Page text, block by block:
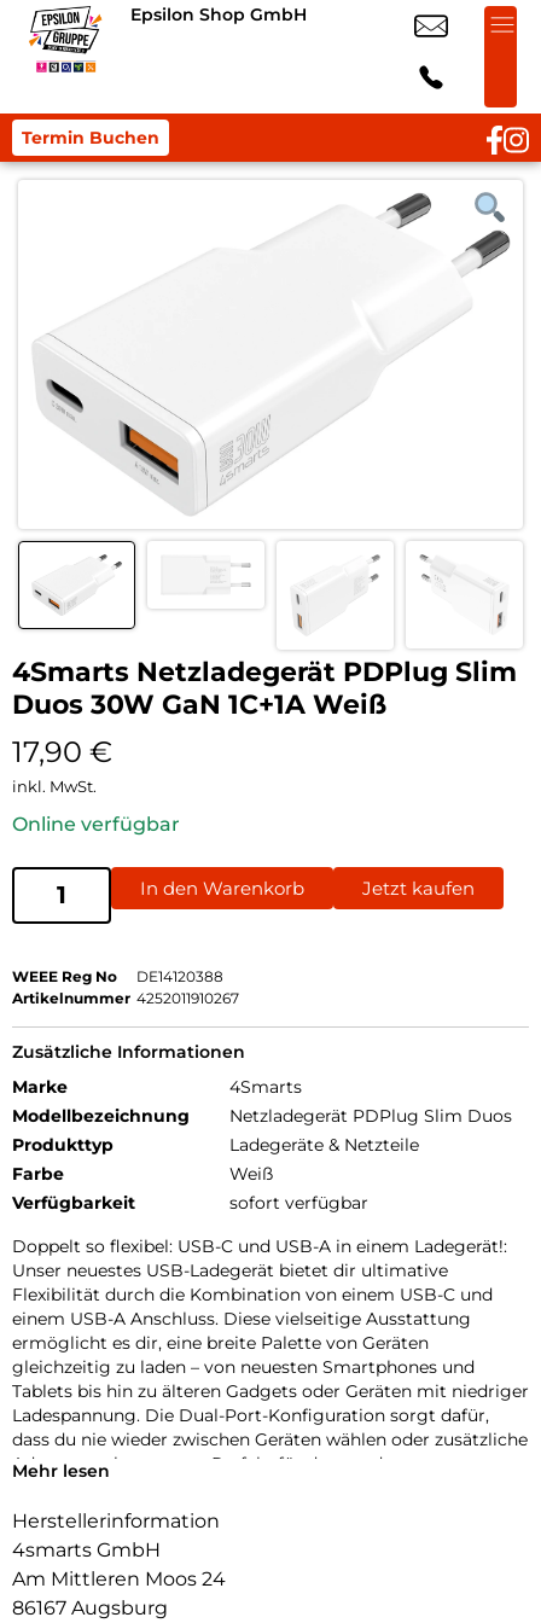
Epsilon Shop GmbH
Termin Buchen
4Smarts Netzladegerät PDPlug Slim
Duos 30W GaN 1C+1A Weiß
17,90 €
inkl. MwSt.
Online verfügbar
In den Warenkorb Jetzt kaufen
WEEE Reg No
DE14120388
Artikelnummer 4252011910267
Zusätzliche Informationen
Marke
4Smarts
Modellbezeichnung
Netzladegerät PDPlug Slim Duos
Produkttyp
Ladegeräte & Netzteile
Farbe
Weiß
Verfügbarkeit
sofort verfügbar
Doppelt so flexibel: USB-C und USB-A in einem Ladegerät!:
Unser neuestes USB-Ladegerät bietet dir ultimative
Flexibilität durch die Kombination von einem USB-C und
einem USB-A Anschluss. Diese vielseitige Ausstattung
ermöglicht es dir, eine breite Palette von Geräten
gleichzeitig zu laden – von neuesten Smartphones und
Tablets bis hin zu älteren Gadgets oder Geräten mit niedriger
Ladespannung. Die Dual-Port-Konfiguration sorgt dafür,
dass du nie wieder zwischen Geräten wählen oder zusätzliche
Adapter suchen musst. Perfekt für den modernen
Steigere deine Produktivität und halte deine Geräte stets
einzugehen.
Modernes Design trifft modernen Lifestyle:
Mehr lesen
Herstellerinformation
4smarts GmbH
Am Mittleren Moos 24
86167 Augsburg